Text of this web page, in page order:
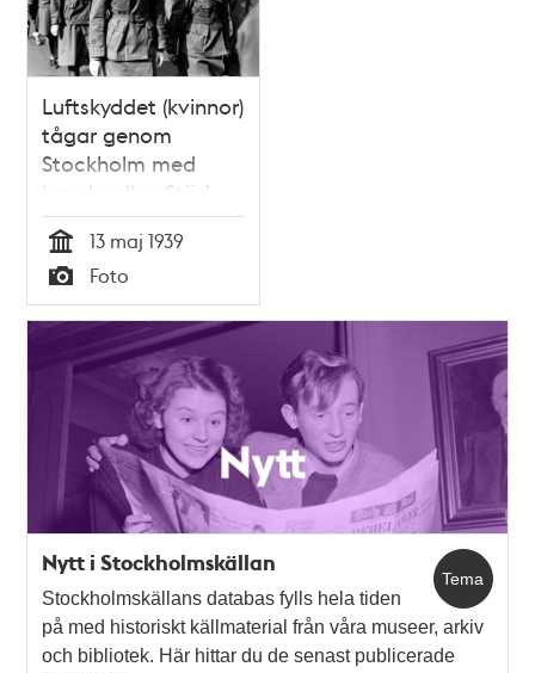
Luftskyddet (kvinnor)
tågar genom
Stockholm med
banderollen Stöd
luftskyddet
Tid
13 maj 1939
Typ
Foto
Tema
Nytt i Stockholmskällan
Stockholmskällans databas fylls hela tiden
på med historiskt källmaterial från våra museer, arkiv
och bibliotek. Här hittar du de senast publicerade